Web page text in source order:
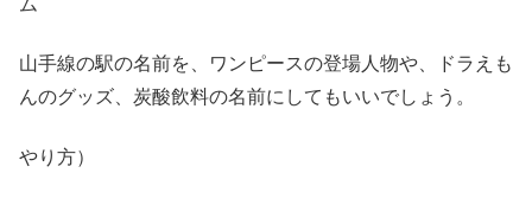
ム
山手線の駅の名前を、ワンピースの登場人物や、ドラえも
んのグッズ、炭酸飲料の名前にしてもいいでしょう。
やり方）